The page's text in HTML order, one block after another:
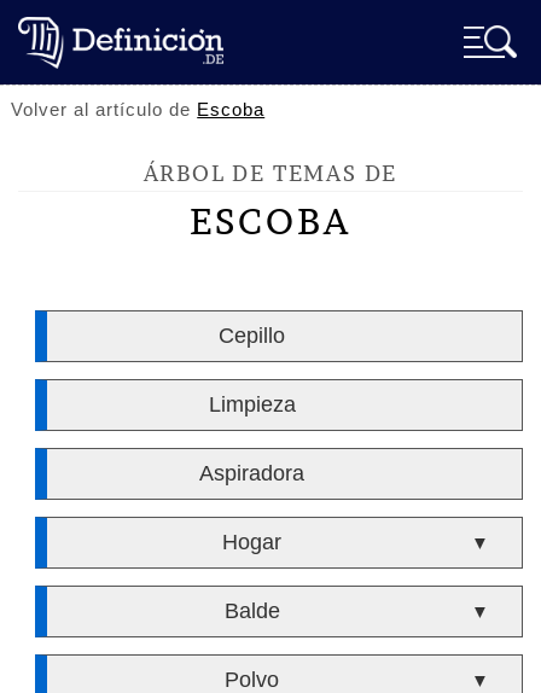
Volver al artículo de Escoba
ÁRBOL DE TEMAS DE
ESCOBA
Cepillo
Limpieza
Aspiradora
Hogar ▼
Balde ▼
Polvo ▼